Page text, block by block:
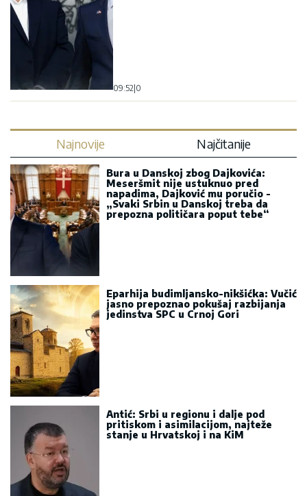
09:52|0
Najnovije Najčitanije
Bura u Danskoj zbog Dajkovića:
Meseršmit nije ustuknuo pred
napadima, Dajković mu poručio -
„Svaki Srbin u Danskoj treba da
prepozna političara poput tebe“
Eparhija budimljansko-nikšićka: Vučić
jasno prepoznao pokušaj razbijanja
jedinstva SPC u Crnoj Gori
Antić: Srbi u regionu i dalje pod
pritiskom i asimilacijom, najteže
stanje u Hrvatskoj i na KiM